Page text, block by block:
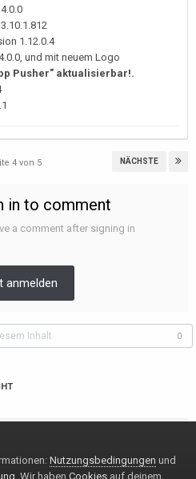
1.12.0.4
und mit neuem Logo
Pusher" aktualisierbar!.
NÄCHSTE
4 von 5
in to comment
a comment after signing in
anmelden
Inhalt 0
Kontakt
Nutzungsbedingungen und
. Wir haben Cookies auf deinem